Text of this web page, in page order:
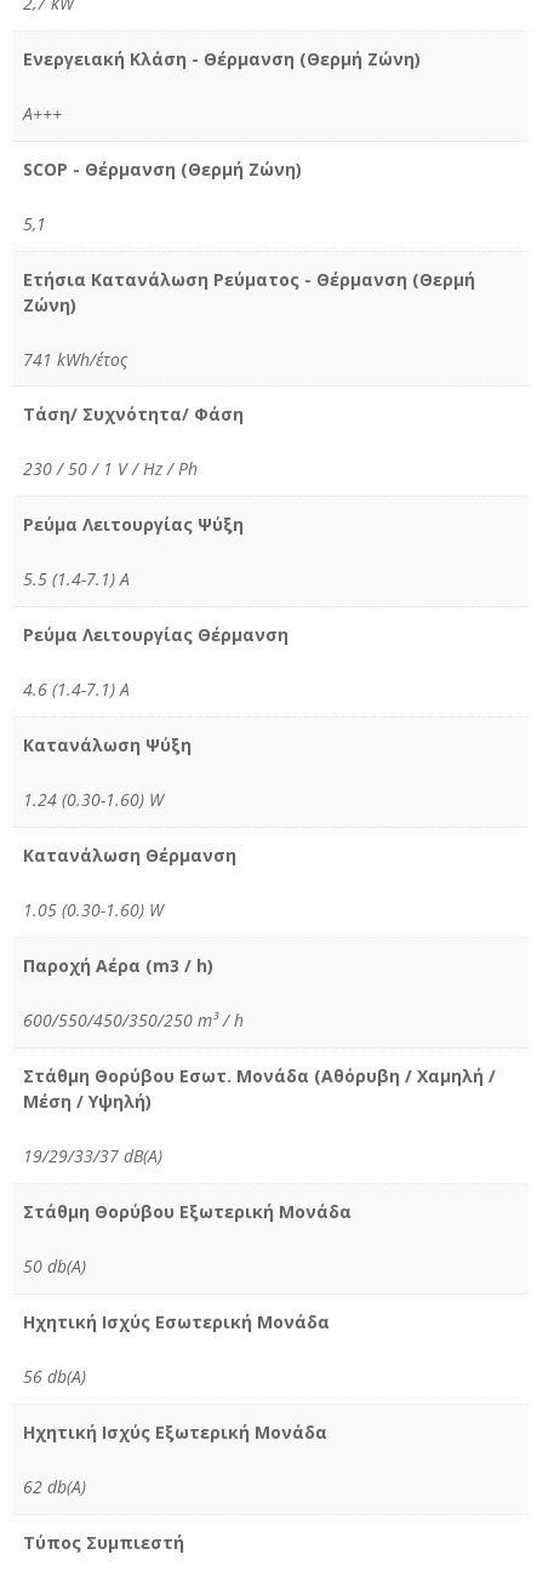
Ενεργειακή Κλάση - Θέρμανση (Θερμή Ζώνη)
A+++
SCOP - Θέρμανση (Θερμή Ζώνη)
5,1
Ετήσια Κατανάλωση Ρεύματος - Θέρμανση (Θερμή
Ζώνη)
741 kWh/έτος
Τάση/ Συχνότητα/ Φάση
230 / 50 / 1 V / Hz / Ph
Ρεύμα Λειτουργίας Ψύξη
5.5 (1.4-7.1) A
Ρεύμα Λειτουργίας Θέρμανση
4.6 (1.4-7.1) A
Κατανάλωση Ψύξη
1.24 (0.30-1.60) W
Κατανάλωση Θέρμανση
1.05 (0.30-1.60) W
Παροχή Αέρα (m3 / h)
600/550/450/350/250 m³ / h
Στάθμη Θορύβου Εσωτ. Μονάδα (Αθόρυβη / Χαμηλή /
Μέση / Υψηλή)
19/29/33/37 dB(A)
Στάθμη Θορύβου Εξωτερική Μονάδα
50 db(A)
Ηχητική Ισχύς Εσωτερική Μονάδα
56 db(A)
Ηχητική Ισχύς Εξωτερική Μονάδα
62 db(A)
Τύπος Συμπιεστή